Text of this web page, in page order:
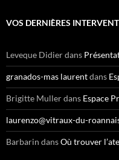
e
h
e
r
:
VOS DERNIÈRES
Leveque Didierdans
granados-mas laurentdans
Brigitte Mullerdans Espace
laurenzo@vitraux-du-
Barbarin dansOù trouver